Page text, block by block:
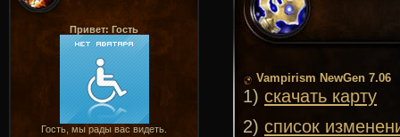
Привет: Гость
Гость, мы рады вас видеть.
Vampirism NewGen 7.06
1) скачать карту
2) список